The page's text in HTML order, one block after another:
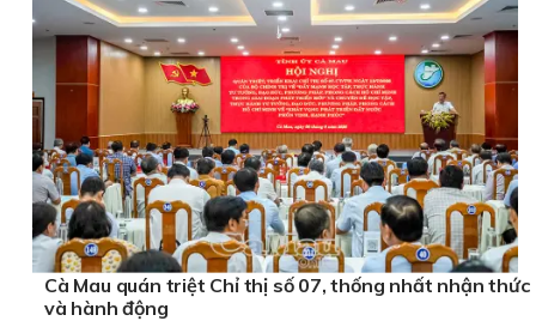
Cà Mau quán triệt Chỉ thị số 07, thống nhất nhận thức
và hành động